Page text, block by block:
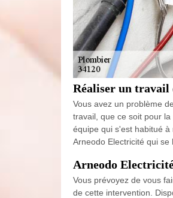
Réaliser un travail
Vous avez un problème
travail, que ce soit pour
équipe qui s'est habitué
Arneodo Electricité qui
Arneodo
Vous prévoyez de vous
de cette intervention.